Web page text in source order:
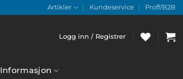
Artikler Kundeservice Proff/B2B
Logg inn / Registrer
Informasjon